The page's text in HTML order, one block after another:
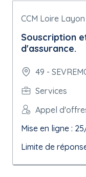
CCM Loire
Souscription
d'assurance.
49 -
Services
Appel
Mise en ligne :
Limite de